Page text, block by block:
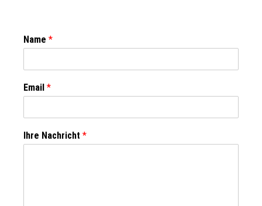
Name *
Email *
Ihre Nachricht *